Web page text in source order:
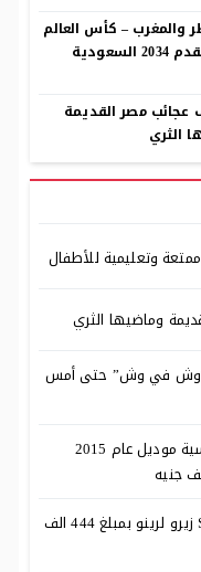
والمغرب – كأس العالم
السعودية
مصر القديمة
الثري
وتعليمية للأطفال
وماضيها الثري
“وش في وش” حتى أمس
تعرف على سيارة فرنسية موديل عام 2015
تعرف على سيارة SUV زيرو لرينو بمبلغ 444 الف